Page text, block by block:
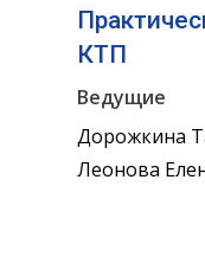
КТП
Ведущие
Дорожкина
Леонова